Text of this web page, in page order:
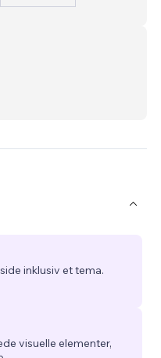
inklusiv et tema.
visuelle elementer,